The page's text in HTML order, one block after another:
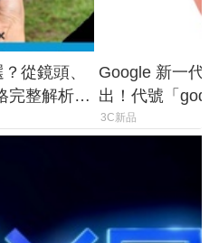
從鏡頭、
完整解析，
Google 新一
出！代號「
鎖定 AI 應用
3C新品